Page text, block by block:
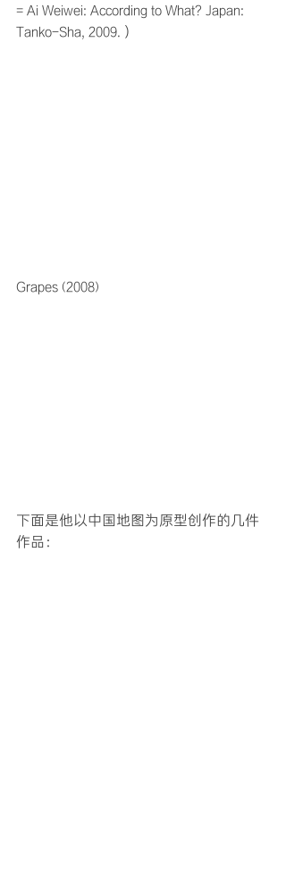
= Ai Weiwei: According to What? Japan:
Tanko-Sha, 2009.）
Grapes (2008)
下面是他以中国地图为原型创作的几件
作品：